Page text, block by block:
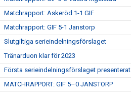
Matchrapport: Askeröd 1-1 GIF
Matchrapport: GIF 5-1 Janstorp
Slutgiltiga serieindelningsförslaget
Tränarduon klar för 2023
Första serieindelningsförslaget presenterat
MATCHRAPPORT: GIF 5–0 JANSTORP